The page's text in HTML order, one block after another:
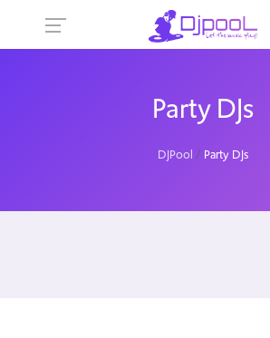
Party DJs
DJPool Party DJs